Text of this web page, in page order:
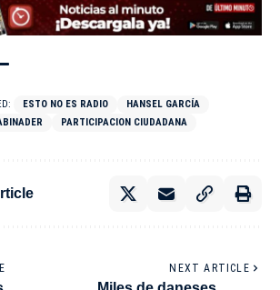
ESTO NO ES RADIO
HANSEL GARCÍA
PARTICIPACION CIUDADANA
NEXT ARTICLE